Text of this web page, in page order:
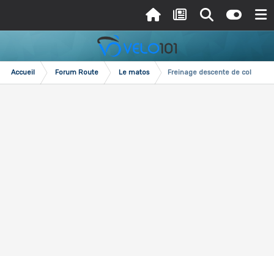
Accueil Forum Route Le matos Freinage descente de col